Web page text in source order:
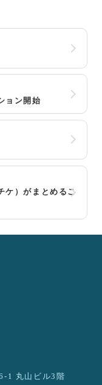
ョン開始
ケ）がまとめるこ
1 丸山ビル3階